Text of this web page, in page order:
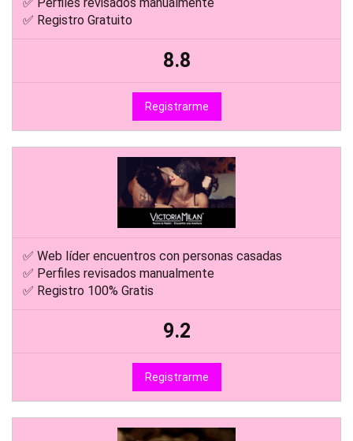
✅ Registro Gratuito
8.8
Registrarme
✅ Web líder encuentros con personas casadas
✅ Perfiles revisados manualmente
✅ Registro 100% Gratis
9.2
Registrarme